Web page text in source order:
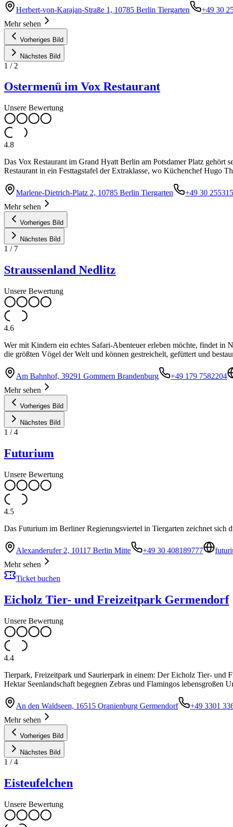
Herbert-von-Karajan-Straße 1, 10785 Berlin Tiergarten +49 30
Mehr sehen
Vorheriges Bild
Nächstes Bild
1 / 2
Ostermenü im Vox Restaurant
Unsere Bewertung
4.8
Das Vox Restaurant im Grand Hyatt Berlin am Potsdamer Platz gehört
Restaurant in ein Festtagstafel der Extraklasse, wo Küchenchef Hugo
Marlene-Dietrich-Platz 2, 10785 Berlin Tiergarten +49 30
Mehr sehen
Vorheriges Bild
Nächstes Bild
1 / 7
Straussenland Nedlitz
Unsere Bewertung
4.6
Wer mit Kindern ein echtes Safari-Abenteuer erleben möchte, findet in
die größten Vögel der Welt und können gestreichelt, gefüttert und
Am Bahnhof, 39291 Gommern Brandenburg +49 179 7582204
Mehr sehen
Vorheriges Bild
Nächstes Bild
1 /4
Futurium
Unsere Bewertung
4.5
Das Futurium im Berliner Regierungsviertel in Tiergarten zeichnet sich
Alexanderufer 2, 10117 Berlin Mitte +49 30 408189777
Mehr sehen
Ticket buchen
Eicholz Tier- und Freizeitpark Germendorf
Unsere Bewertung
4.4
Tierpark, Freizeitpark und Saurierpark in einem: Der Eicholz Tier- und
Hektar Seenlandschaft begegnen Zebras und Flamingos lebensgroßen
An den Waldseen, 16515 Oranienburg Germendorf +49 3301
Mehr sehen
Vorheriges Bild
Nächstes Bild
1 /4
Eisteufelchen
Unsere Bewertung